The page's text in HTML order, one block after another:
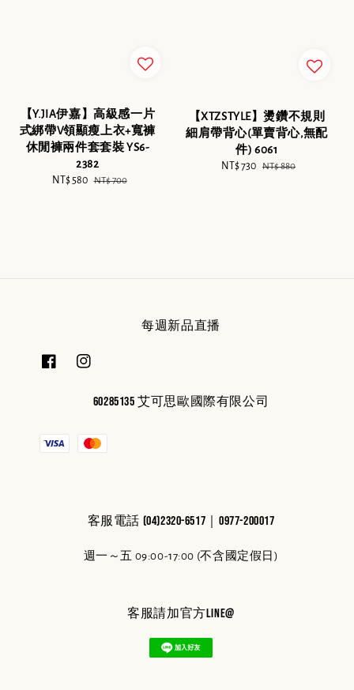
【Y.JIA伊嘉】高級感一片
式綁帶V領顯瘦上衣+寬褲
休閒褲兩件套套裝 YS6-
2382
Sale
NT$ 580 Regular
NT$ 700
【XTZSTYLE】燙鑽不規則
細肩帶背心(單賣背心,無配
件) 6061
Sale
NT$ 730 Regular
NT$ 880
每週新品直播
60285135 艾可思歐國際有限公司
客服電話 (04)2320-6517｜0977-200017
週一～五 09:00-17:00 (不含國定假日)
客服請加官方line@